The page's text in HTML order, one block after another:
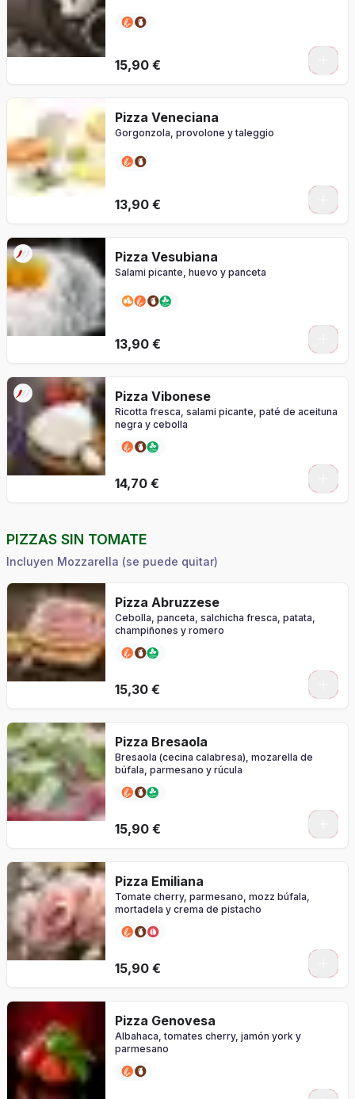
15,90 €
Pizza Veneciana
Gorgonzola, provolone y taleggio
13,90 €
Pizza Vesubiana
Salami picante, huevo y panceta
13,90 €
Pizza Vibonese
Ricotta fresca, salami picante, paté de aceituna
negra y cebolla
14,70 €
PIZZAS SIN TOMATE
Incluyen Mozzarella (se puede quitar)
Pizza Abruzzese
Cebolla, panceta, salchicha fresca, patata,
champiñones y romero
15,30 €
Pizza Bresaola
Bresaola (cecina calabresa), mozarella de
búfala, parmesano y rúcula
15,90 €
Pizza Emiliana
Tomate cherry, parmesano, mozz búfala,
mortadela y crema de pistacho
15,90 €
Pizza Genovesa
Albahaca, tomates cherry, jamón york y
parmesano